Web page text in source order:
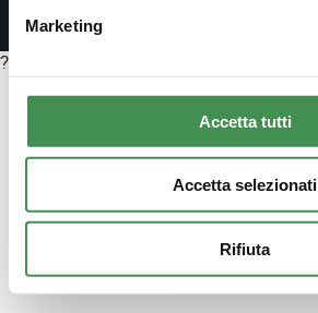
Marketing
Accetta tutti
Accetta selezionati
Rifiuta
?>